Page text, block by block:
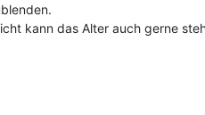
kann das Alter auch gerne